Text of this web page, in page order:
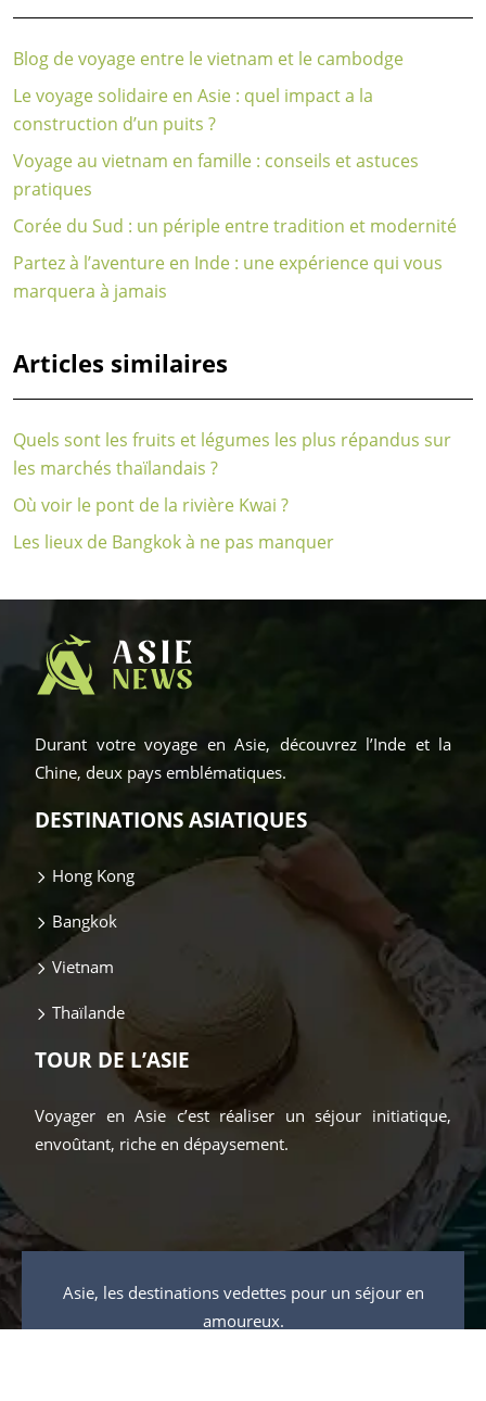
Blog de voyage entre le vietnam et le cambodge
Le voyage solidaire en Asie : quel impact a la
construction d’un puits ?
Voyage au vietnam en famille : conseils et astuces
pratiques
Corée du Sud : un périple entre tradition et modernité
Partez à l’aventure en Inde : une expérience qui vous
marquera à jamais
Articles similaires
Quels sont les fruits et légumes les plus répandus sur
les marchés thaïlandais ?
Où voir le pont de la rivière Kwai ?
Les lieux de Bangkok à ne pas manquer
Durant votre voyage en Asie, découvrez l’Inde et la
Chine, deux pays emblématiques.
DESTINATIONS ASIATIQUES
Hong Kong
Bangkok
Vietnam
Thaïlande
TOUR DE L’ASIE
Voyager en Asie c’est réaliser un séjour initiatique,
envoûtant, riche en dépaysement.
Asie, les destinations vedettes pour un séjour en
amoureux.